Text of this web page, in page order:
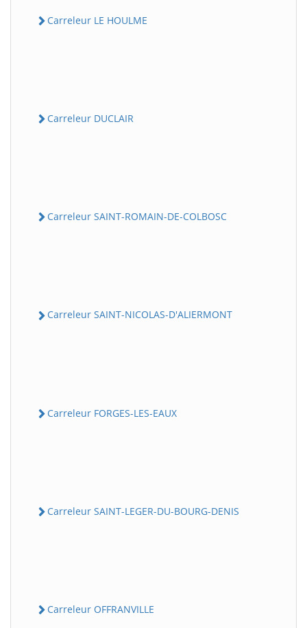
Carreleur LE HOULME
Carreleur DUCLAIR
Carreleur SAINT-ROMAIN-DE-COLBOSC
Carreleur SAINT-NICOLAS-D'ALIERMONT
Carreleur FORGES-LES-EAUX
Carreleur SAINT-LEGER-DU-BOURG-DENIS
Carreleur OFFRANVILLE